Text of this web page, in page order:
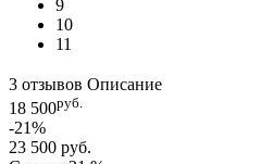
9
10
11
3 отзывов Описание
18 500руб.
-21%
23 500 руб.